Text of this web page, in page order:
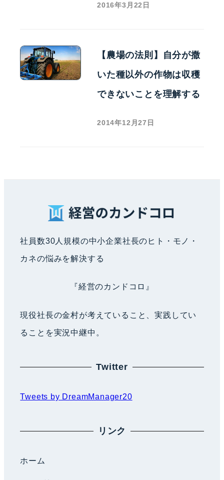
2016年3月22日
【農場の法則】自分が撒
いた種以外の作物は収穫
できないことを理解する
2014年12月27日
社員数30人規模の中小企業社長のヒト・モノ・
カネの悩みを解決する
『経営のカンドコロ』
現役社長の金村が考えていること、実践してい
ることを実況中継中。
Twitter
Tweets by DreamManager20
リンク
ホーム